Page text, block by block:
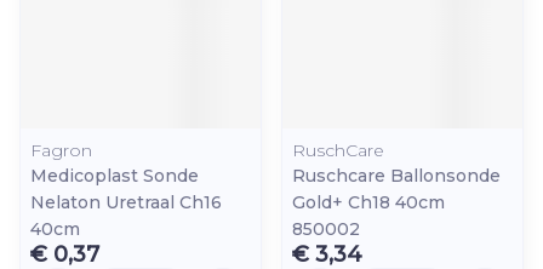
Fagron
Medicoplast Sonde
Nelaton Uretraal Ch16
40cm
€ 0,37
RuschCare
Ruschcare Ballonsonde
Gold+ Ch18 40cm
850002
€ 3,34